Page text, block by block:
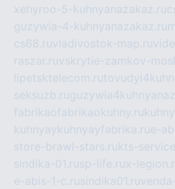
xehyroo-5-kuhnyanazakaz.ru
guzywia-4-kuhnyanazakaz.ru
cs68.ruvladivostok-map.ru
raszar.ruvskrytie-zamkov-
lipetsktelecom.ru
seksuzb.ru
fabrikaofabrikaokuhny.ru
kuhnyaykuhnyayfabrika.rue-
store-brawl-stars.rukts-
sindika-01.rusp-life.rux-
e-abis-1-c.rusindika01.ru